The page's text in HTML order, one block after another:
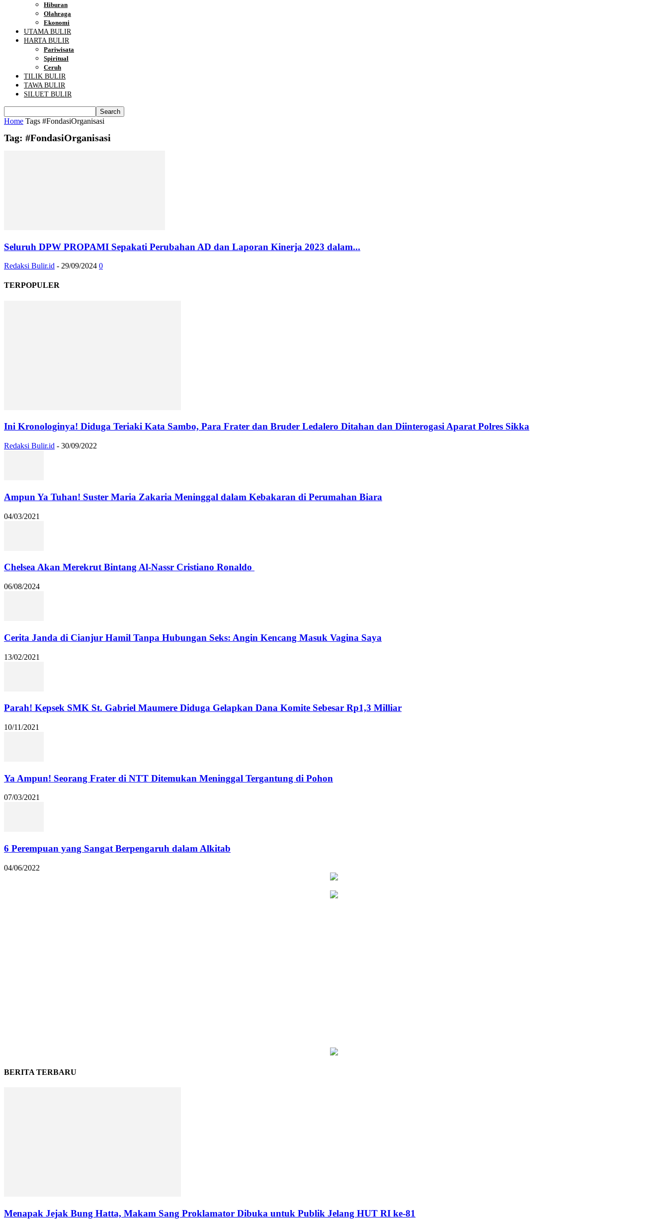
Hiburan
Olahraga
Ekonomi
UTAMA BULIR
HARTA BULIR
Pariwisata
Spiritual
Ceruh
TILIK BULIR
TAWA BULIR
SILUET BULIR
Home Tags #FondasiOrganisasi
Tag: #FondasiOrganisasi
Seluruh DPW PROPAMI Sepakati Perubahan AD dan Laporan Kinerja 2023 dalam...
Redaksi Bulir.id - 29/09/2024 0
TERPOPULER
Ini Kronologinya! Diduga Teriaki Kata Sambo, Para Frater dan Bruder Ledalero Ditahan dan Diinterogasi Aparat Polres Sikka
Redaksi Bulir.id - 30/09/2022
Ampun Ya Tuhan! Suster Maria Zakaria Meninggal dalam Kebakaran di Perumahan Biara
04/03/2021
Chelsea Akan Merekrut Bintang Al-Nassr Cristiano Ronaldo
06/08/2024
Cerita Janda di Cianjur Hamil Tanpa Hubungan Seks: Angin Kencang Masuk Vagina Saya
13/02/2021
Parah! Kepsek SMK St. Gabriel Maumere Diduga Gelapkan Dana Komite Sebesar Rp1,3 Milliar
10/11/2021
Ya Ampun! Seorang Frater di NTT Ditemukan Meninggal Tergantung di Pohon
07/03/2021
6 Perempuan yang Sangat Berpengaruh dalam Alkitab
04/06/2022
BERITA TERBARU
Menapak Jejak Bung Hatta, Makam Sang Proklamator Dibuka untuk Publik Jelang HUT RI ke-81